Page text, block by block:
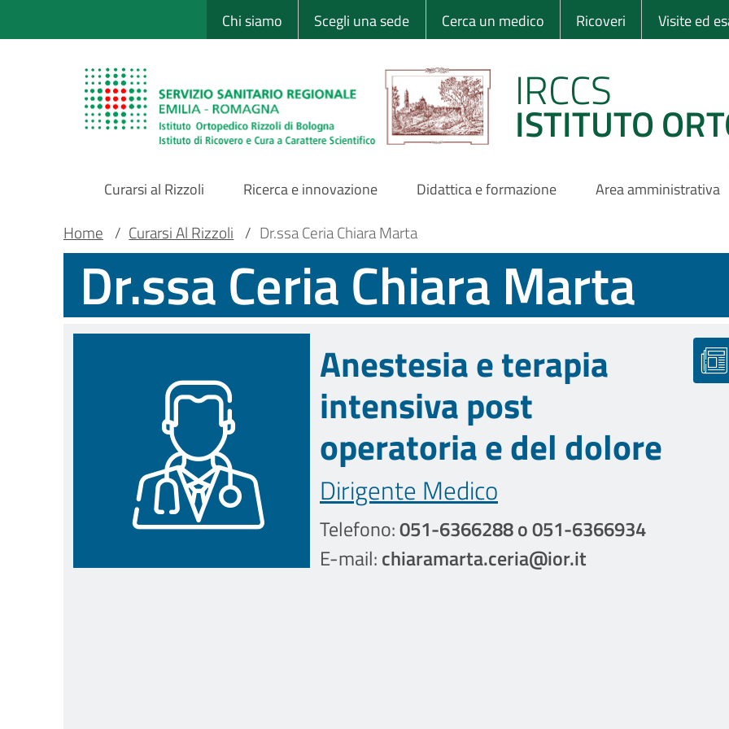
al
Sito Web Istituto Ortopedico
Chi siamo Scegli una sede Cerca un medico Ricoveri Visite ed
IRCCS
ISTITUTO
Main
Navigation
Curarsi al Rizzoli Ricerca e innovazione Didattica e formazione Area amministrativa
Main container
Briciole
pane
Home / Curarsi Al Rizzoli / Dr.ssa Ceria Chiara Marta
Dr.ssa Ceria Chiara Marta
Anestesia e terapia
intensiva post
operatoria e del dolore
Dirigente Medico
Telefono:051-6366288 o 051-6366934
E-mail:chiaramarta.ceria@ior.it